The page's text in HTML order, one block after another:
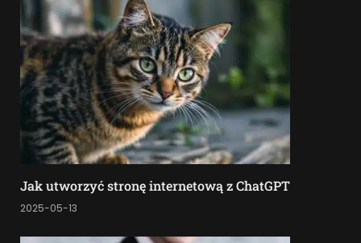
Jak utworzyć stronę internetową z ChatGPT
2025-05-13